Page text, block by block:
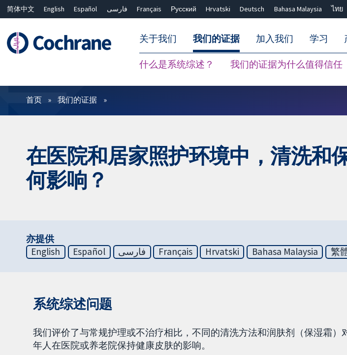
简体中文 English Español فارسی Français Русский Hrvatski Deutsch Bahasa Malaysia ไทย
关于我们 我们的证据
什么是系统综述？ 我们的证据为什么值得信任
加入我们 学习
过滤
首页 我们的证据
在医院和居家照护环境中，清洗和
何影响？
亦提供
English
Español فارسی Français Hrvatski Bahasa Malaysia 繁
系统综述问题
我们评价了与常规护理或不治疗相比，不同的清洗方法和润肤剂（保湿霜）
年人在医院或养老院保持健康皮肤的影响。